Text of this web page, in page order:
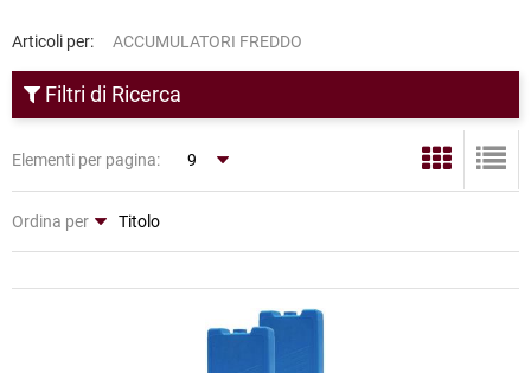
Articoli per: ACCUMULATORI FREDDO
Filtri di Ricerca
Elementi per pagina:
Ordina per